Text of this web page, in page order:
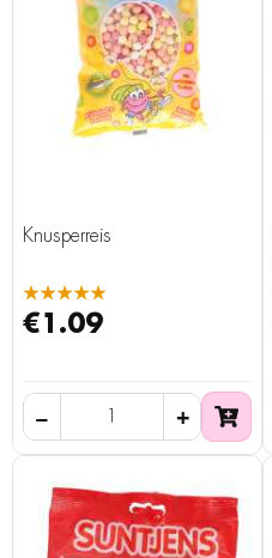
Knusperreis
★★★★★
€1.09